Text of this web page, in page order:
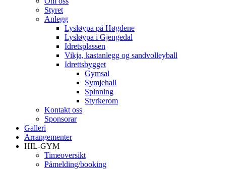
Styret
Anlegg
Lysløypa på Høgdene
Lysløypa i Gjengedal
Idretsplassen
Vikja, kastanlegg og sandvolleyball
Idrettsbygget
Gymsal
Symjehall
Spinning
Styrkerom
Kontakt oss
Sponsorar
Galleri
Arrangementer
HIL-GYM
Timeoversikt
Påmelding/booking